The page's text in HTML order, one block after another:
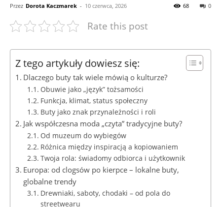
Przez Dorota Kaczmarek - 10 czerwca, 2026 0
68
Rate this post
Z tego artykuły dowiesz się:
Dlaczego buty tak wiele mówią o kulturze?
Obuwie jako „język” tożsamości
Funkcja, klimat, status społeczny
Buty jako znak przynależności i roli
Jak współczesna moda „czyta” tradycyjne buty?
Od muzeum do wybiegów
Różnica między inspiracją a kopiowaniem
Twoja rola: świadomy odbiorca i użytkownik
Europa: od clogsów po kierpce – lokalne buty,
globalne trendy
Drewniaki, saboty, chodaki – od pola do
streetwearu